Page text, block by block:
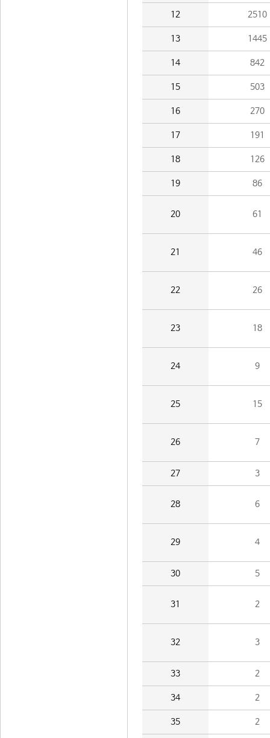
12 2510
13 1445
14 842
15 503
16 270
17 191
18 126
19 86
20 61
21 46
22 26
23 18
24 9
25 15
26 7
27 3
28 6
29 4
30 5
31 2
32 3
33 2
34 2
35 2